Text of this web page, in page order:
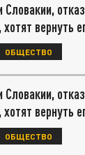
хотят вернуть
ОБЩЕСТВО
хотят вернуть
ОБЩЕСТВО